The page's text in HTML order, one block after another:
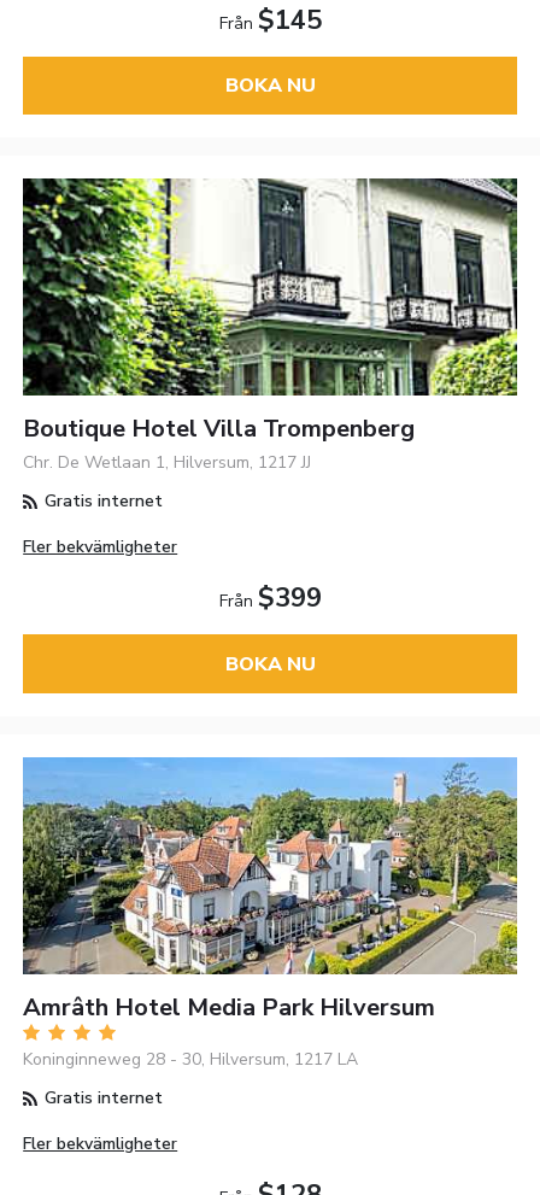
Från $145
BOKA NU
Boutique Hotel Villa Trompenberg
Chr. De Wetlaan 1, Hilversum, 1217 JJ
Gratis internet
Fler bekvämligheter
Från $399
BOKA NU
Amrâth Hotel Media Park Hilversum
Koninginneweg 28 - 30, Hilversum, 1217 LA
Gratis internet
Fler bekvämligheter